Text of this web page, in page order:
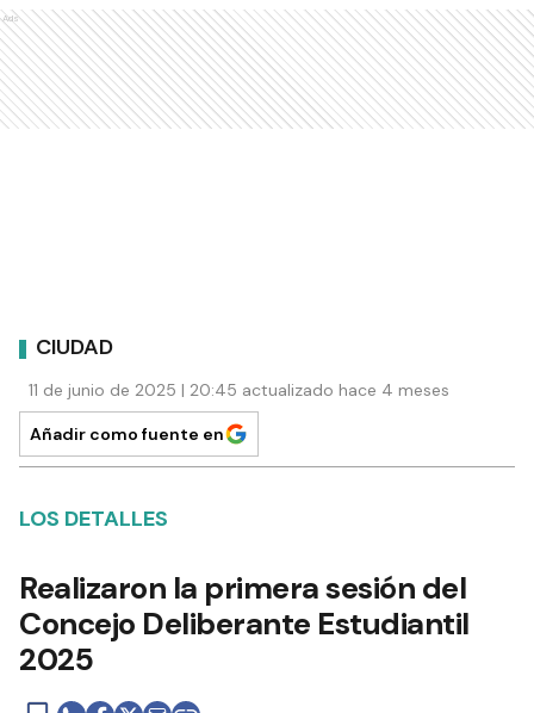
Ads
CIUDAD
11 de junio de 2025 | 20:45 actualizado hace 4 meses
Añadir como fuente en
LOS DETALLES
Realizaron la primera sesión del
Concejo Deliberante Estudiantil
2025